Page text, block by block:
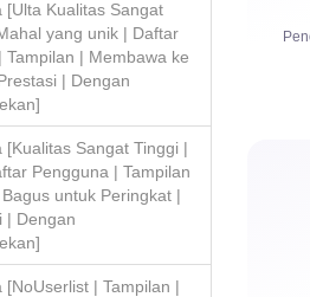
Kualitas Sangat
yang unik | Daftar
Tampilan | Membawa ke
| Dengan
Sangat Tinggi |
Pengguna | Tampilan
untuk Peringkat |
| Dengan
| Tampilan |